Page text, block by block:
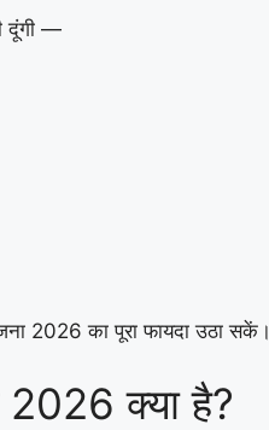
दूंगी —
2026 का पूरा फायदा उठा सकें।
2026 क्या है?